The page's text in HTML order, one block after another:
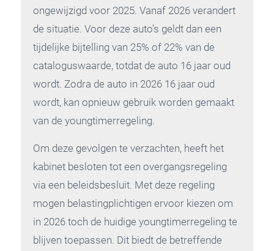
ongewijzigd voor 2025. Vanaf 2026 verandert
de situatie. Voor deze auto’s geldt dan een
tijdelijke bijtelling van 25% of 22% van de
cataloguswaarde, totdat de auto 16 jaar oud
wordt. Zodra de auto in 2026 16 jaar oud
wordt, kan opnieuw gebruik worden gemaakt
van de youngtimerregeling.
Om deze gevolgen te verzachten, heeft het
kabinet besloten tot een overgangsregeling
via een beleidsbesluit. Met deze regeling
mogen belastingplichtigen ervoor kiezen om
in 2026 toch de huidige youngtimerregeling te
blijven toepassen. Dit biedt de betreffende